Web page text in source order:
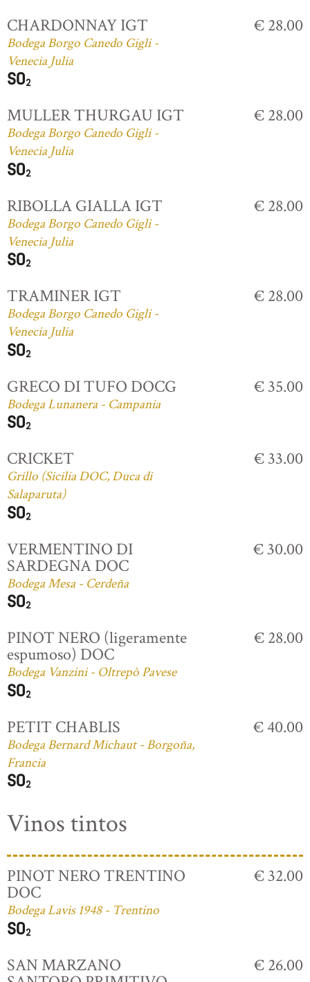
CHARDONNAY IGT
Bodega Borgo Canedo Gigli -
Venecia Julia
€ 28.00
MULLER THURGAU IGT
Bodega Borgo Canedo Gigli -
Venecia Julia
€ 28.00
RIBOLLA GIALLA IGT
Bodega Borgo Canedo Gigli -
Venecia Julia
€ 28.00
TRAMINER IGT
Bodega Borgo Canedo Gigli -
Venecia Julia
€ 28.00
GRECO DI TUFO DOCG
Bodega Lunanera - Campania
€ 35.00
CRICKET
Grillo (Sicilia DOC, Duca di
Salaparuta)
€ 33.00
VERMENTINO DI
SARDEGNA DOC
Bodega Mesa - Cerdeña
€ 30.00
PINOT NERO (ligeramente
espumoso) DOC
Bodega Vanzini - Oltrepò Pavese
€ 28.00
PETIT CHABLIS
Bodega Bernard Michaut - Borgoña,
Francia
€ 40.00
Vinos tintos
PINOT NERO TRENTINO
DOC
Bodega Lavis 1948 - Trentino
€ 32.00
SAN MARZANO € 26.00